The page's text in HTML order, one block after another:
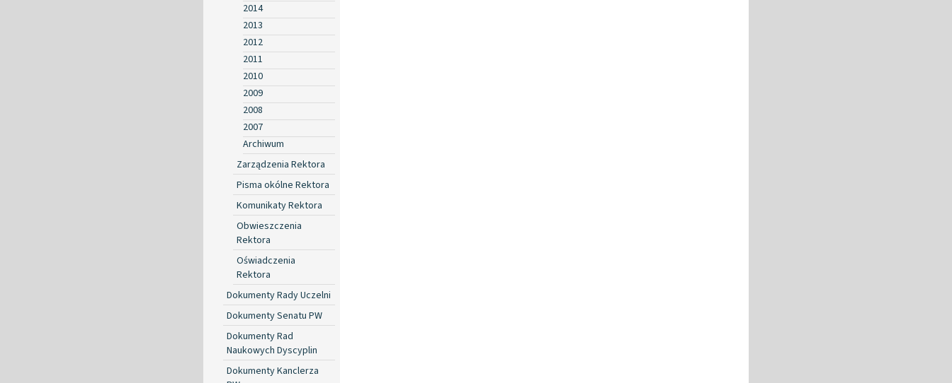
2014
2013
2012
2011
2010
2009
2008
2007
Archiwum
Zarządzenia Rektora
Pisma okólne Rektora
Komunikaty Rektora
Obwieszczenia
Rektora
Oświadczenia
Rektora
Dokumenty Rady Uczelni
Dokumenty Senatu PW
Dokumenty Rad
Naukowych Dyscyplin
Dokumenty Kanclerza